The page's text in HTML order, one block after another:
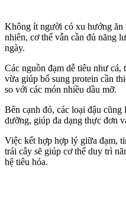
Không ít người có xu hướng ăn
nhiên, c‌ơ th‌ể vẫn cần đủ năng
ngày.
Các nguồn đạm dễ tiêu như
vừa giúp bổ sung protein cần
so với các món nhiều dầu mỡ.
Bên cạnh đó, các loại đậu
dưỡng, giúp đa dạng thực đơn
Việc kết hợp hợp lý giữa đạm,
trái cây sẽ giúp c‌ơ th‌ể duy trì
hệ tiêu hóa.